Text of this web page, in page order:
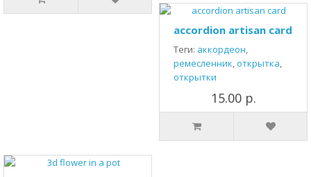
accordion artisan card
Теги: аккордеон,
ремесленник,открытка,
открытки
15.00 р.